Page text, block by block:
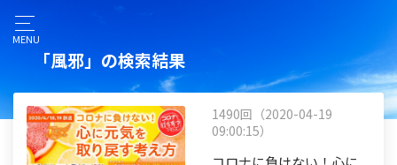
MENU
「風邪」の検索結果
1490回（2020-04-19
09:00:15）